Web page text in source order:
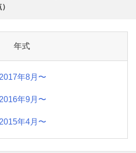
年式
年8月〜
年9月〜
年4月〜